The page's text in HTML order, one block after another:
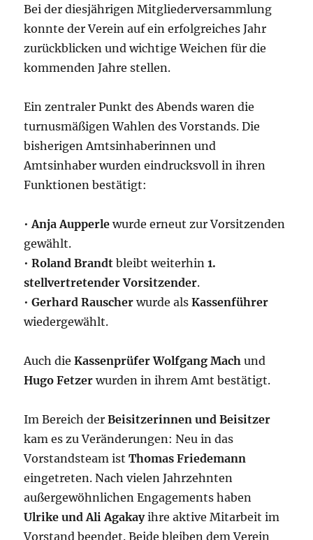
Bei der diesjährigen Mitgliederversammlung
konnte der Verein auf ein erfolgreiches Jahr
zurückblicken und wichtige Weichen für die
kommenden Jahre stellen.
Ein zentraler Punkt des Abends waren die
turnusmäßigen Wahlen des Vorstands. Die
bisherigen Amtsinhaberinnen und
Amtsinhaber wurden eindrucksvoll in ihren
Funktionen bestätigt:
•Anja Aupperle wurde erneut zur Vorsitzenden
gewählt.
•Roland Brandt bleibt weiterhin1.
stellvertretender Vorsitzender.
•Gerhard Rauscher wurde alsKassenführer
wiedergewählt.
Auch dieKassenprüfer Wolfgang Mach und
Hugo Fetzer wurden in ihrem Amt bestätigt.
Im Bereich derBeisitzerinnen und Beisitzer
kam es zu Veränderungen: Neu in das
Vorstandsteam istThomas Friedemann
eingetreten. Nach vielen Jahrzehnten
außergewöhnlichen Engagements haben
Ulrike und Ali Agakayihre aktive Mitarbeit im
Vorstand beendet. Beide bleiben dem Verein